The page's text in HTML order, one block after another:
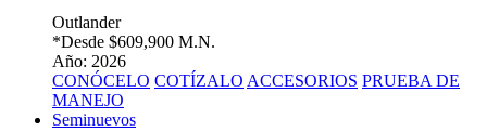
Outlander
*Desde $609,900 M.N.
Año: 2026
CONÓCELO COTÍZALO ACCESORIOS PRUEBA DE
MANEJO
Seminuevos